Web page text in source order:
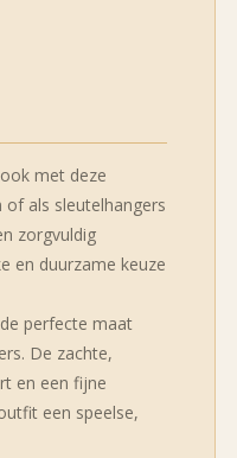
met deze
als sleutelhangers
zorgvuldig
en duurzame keuze
perfecte maat
De zachte,
en een fijne
een speelse,